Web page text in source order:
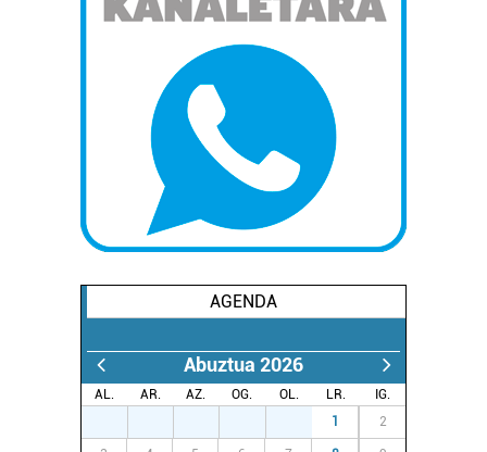
AGENDA
Abuztua 2026
AL. AR. AZ. OG. OL. LR.
IG.
1 2